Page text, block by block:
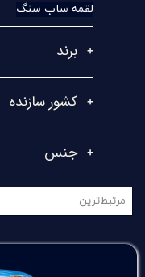
لقمه ساب سنگ
برند
کشور سازنده
جنس
مرتبط‌ترین